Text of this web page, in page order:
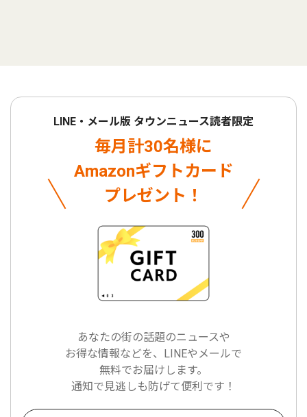
LINE・メール版 タウンニュース読者限定
毎月計30名様に
Amazonギフトカード
プレゼント！
あなたの街の話題のニュースや
お得な情報などを、LINEやメールで
無料でお届けします。
通知で見逃しも防げて便利です！